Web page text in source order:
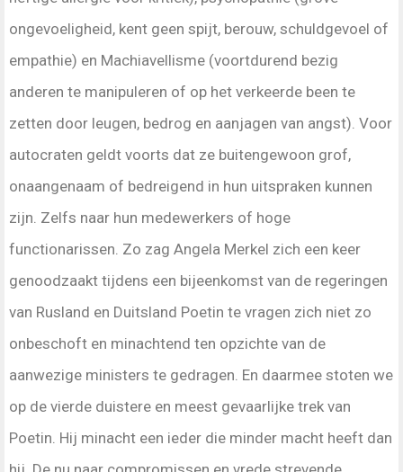
ongevoeligheid, kent geen spijt, berouw, schuldgevoel of
empathie) en Machiavellisme (voortdurend bezig
anderen te manipuleren of op het verkeerde been te
zetten door leugen, bedrog en aanjagen van angst). Voor
autocraten geldt voorts dat ze buitengewoon grof,
onaangenaam of bedreigend in hun uitspraken kunnen
zijn. Zelfs naar hun medewerkers of hoge
functionarissen. Zo zag Angela Merkel zich een keer
genoodzaakt tijdens een bijeenkomst van de regeringen
van Rusland en Duitsland Poetin te vragen zich niet zo
onbeschoft en minachtend ten opzichte van de
aanwezige ministers te gedragen. En daarmee stoten we
op de vierde duistere en meest gevaarlijke trek van
Poetin. Hij minacht een ieder die minder macht heeft dan